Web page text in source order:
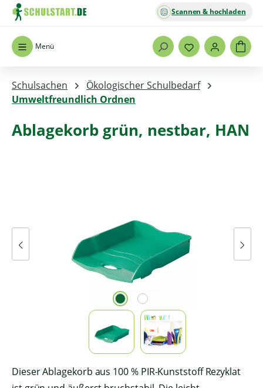
Zum Hauptinhalt springen
Menü
Scannen & hochladen
Schulsachen
Ökologischer Schulbedarf
Umweltfreundlich Ordnen
Ablagekorb grün, nestbar, HAN
Dieser Ablagekorb aus 100 % PIR-Kunststoff Rezyklat